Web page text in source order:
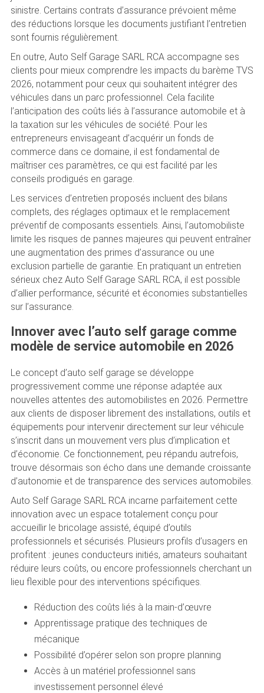
sinistre. Certains contrats d’assurance prévoient même
des réductions lorsque les documents justifiant l’entretien
sont fournis régulièrement.
En outre, Auto Self Garage SARL RCA accompagne ses
clients pour mieux comprendre les impacts du barème TVS
2026, notamment pour ceux qui souhaitent intégrer des
véhicules dans un parc professionnel. Cela facilite
l’anticipation des coûts liés à l’assurance automobile et à
la taxation sur les véhicules de société. Pour les
entrepreneurs envisageant d’acquérir un fonds de
commerce dans ce domaine, il est fondamental de
maîtriser ces paramètres, ce qui est facilité par les
conseils prodigués en garage.
Les services d’entretien proposés incluent des bilans
complets, des réglages optimaux et le remplacement
préventif de composants essentiels. Ainsi, l’automobiliste
limite les risques de pannes majeures qui peuvent entraîner
une augmentation des primes d’assurance ou une
exclusion partielle de garantie. En pratiquant un entretien
sérieux chez Auto Self Garage SARL RCA, il est possible
d’allier performance, sécurité et économies substantielles
sur l’assurance.
Innover avec l’auto self garage comme
modèle de service automobile en 2026
Le concept d’auto self garage se développe
progressivement comme une réponse adaptée aux
nouvelles attentes des automobilistes en 2026. Permettre
aux clients de disposer librement des installations, outils et
équipements pour intervenir directement sur leur véhicule
s’inscrit dans un mouvement vers plus d’implication et
d’économie. Ce fonctionnement, peu répandu autrefois,
trouve désormais son écho dans une demande croissante
d’autonomie et de transparence des services automobiles.
Auto Self Garage SARL RCA incarne parfaitement cette
innovation avec un espace totalement conçu pour
accueillir le bricolage assisté, équipé d’outils
professionnels et sécurisés. Plusieurs profils d’usagers en
profitent : jeunes conducteurs initiés, amateurs souhaitant
réduire leurs coûts, ou encore professionnels cherchant un
lieu flexible pour des interventions spécifiques.
Réduction des coûts liés à la main-d’œuvre
Apprentissage pratique des techniques de
mécanique
Possibilité d’opérer selon son propre planning
Accès à un matériel professionnel sans
investissement personnel élevé